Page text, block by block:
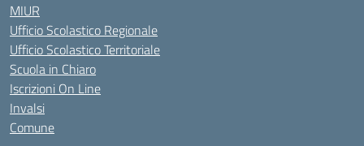
MIUR
Ufficio Scolastico Regionale
Ufficio Scolastico Territoriale
Scuola in Chiaro
Iscrizioni On Line
Invalsi
Comune